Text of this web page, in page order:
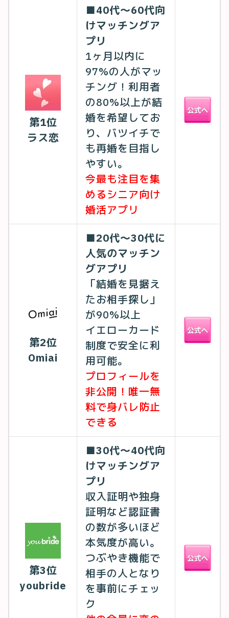
第1位
ラス恋
■40代〜60代向
けマッチングア
プリ
1ヶ月以内に
97%の人がマッ
チング！利用者
の80%以上が結
婚を希望してお
り、バツイチで
も再婚を目指し
やすい。
今最も注目を集
めるシニア向け
婚活アプリ
第2位
Omiai
■20代〜30代に
人気のマッチン
グアプリ
「結婚を見据え
たお相手探し」
が90%以上
イエローカード
制度で安全に利
用可能。
プロフィールを
非公開！唯一無
料で身バレ防止
できる
第3位
youbride
■30代〜40代向
けマッチングア
プリ
収入証明や独身
証明など認証書
の数が多いほど
本気度が高い。
つぶやき機能で
相手の人となり
を事前にチェッ
ク